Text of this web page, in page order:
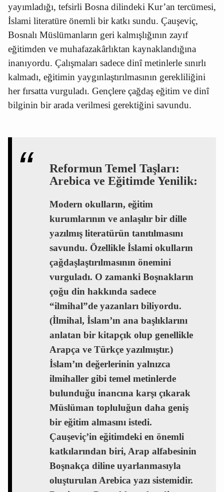
yayımladığı, tefsirli Bosna dilindeki Kur’an tercümesi,
İslami literatüre önemli bir katkı sundu. Çauşeviç,
Bosnalı Müslümanların geri kalmışlığının zayıf
eğitimden ve muhafazakârlıktan kaynaklandığına
inanıyordu. Çalışmaları sadece dinî metinlerle sınırlı
kalmadı, eğitimin yaygınlaştırılmasının gerekliliğini
her fırsatta vurguladı. Gençlere çağdaş eğitim ve dinî
bilginin bir arada verilmesi gerektiğini savundu.
Reformun Temel Taşları:
Arebica ve Eğitimde Yenilik:
Modern okulların, eğitim
kurumlarının ve anlaşılır bir dille
yazılmış literatürün tanıtılmasını
savundu. Özellikle İslami okulların
çağdaşlaştırılmasının önemini
vurguladı. O zamanki Boşnakların
çoğu din hakkında sadece
“ilmihal”de yazanları biliyordu.
(İlmihal, İslam’ın ana başlıklarını
anlatan bir kitapçık olup genellikle
Arapça ve Türkçe yazılmıştır.)
İslam’ın değerlerinin yalnızca
ilmihaller gibi temel metinlerde
bulunduğu inancına karşı çıkarak
Müslüman topluluğun daha geniş
bir eğitim almasını istedi.
Çauşeviç’in eğitimdeki en önemli
katkılarından biri, Arap alfabesinin
Boşnakça diline uyarlanmasıyla
oluşturulan Arebica yazı sistemidir.